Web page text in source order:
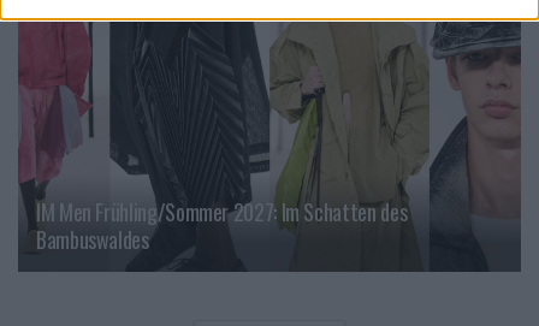
IM Men Frühling/Sommer 2027: Im Schatten des
Bambuswaldes